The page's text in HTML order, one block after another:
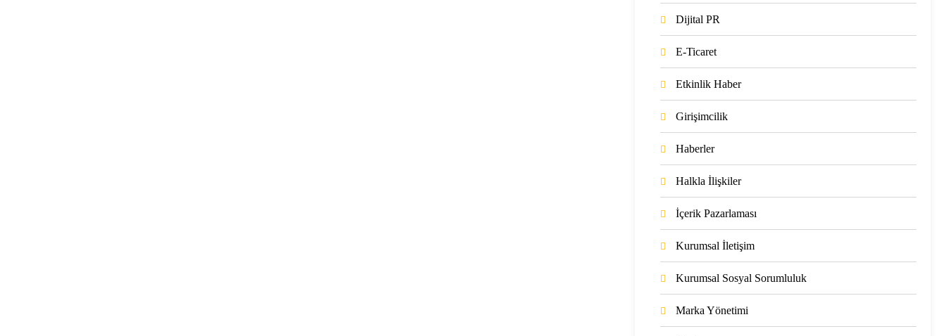
Dijital PR
E-Ticaret
Etkinlik Haber
Girişimcilik
Haberler
Halkla İlişkiler
İçerik Pazarlaması
Kurumsal İletişim
Kurumsal Sosyal Sorumluluk
Marka Yönetimi